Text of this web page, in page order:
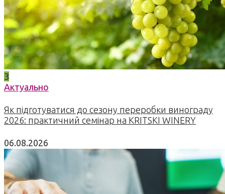
3
Актуально
Як підготуватися до сезону переробки винограду
2026: практичний семінар на KRITSKI WINERY
06.08.2026